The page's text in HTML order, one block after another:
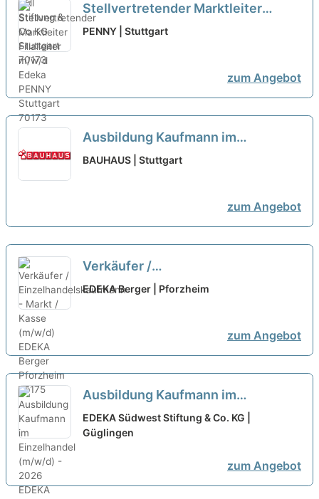
Stellvertretender Marktleiter
Filialleiter m/w/d Edeka
PENNY | Stuttgart
zum Angebot
Ausbildung Kaufmann im
Einzelhandel oder Verkäufer
BAUHAUS | Stuttgart
zum Angebot
Verkäufer /
Einzelhandelskaufmann - Markt /
EDEKA Berger | Pforzheim
zum Angebot
Ausbildung Kaufmann im
Einzelhandel (m/w/d) - 2026
EDEKA Südwest Stiftung & Co. KG |
Güglingen
zum Angebot